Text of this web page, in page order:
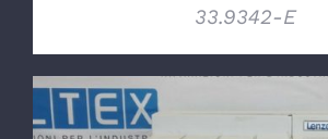
33.9342-E